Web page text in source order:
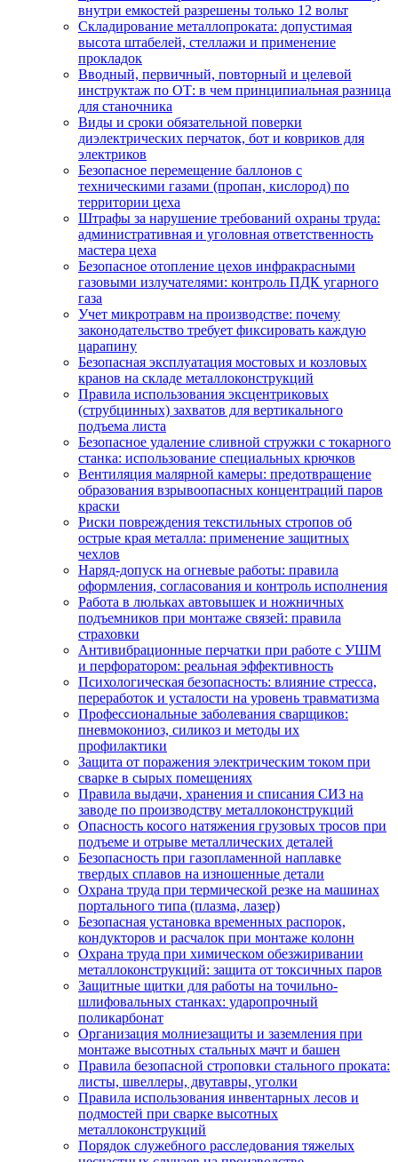
внутри емкостей разрешены только 12 вольт
Складирование металлопроката: допустимая
высота штабелей, стеллажи и применение
прокладок
Вводный, первичный, повторный и целевой
инструктаж по ОТ: в чем принципиальная разница
для станочника
Виды и сроки обязательной поверки
диэлектрических перчаток, бот и ковриков для
электриков
Безопасное перемещение баллонов с
техническими газами (пропан, кислород) по
территории цеха
Штрафы за нарушение требований охраны труда:
административная и уголовная ответственность
мастера цеха
Безопасное отопление цехов инфракрасными
газовыми излучателями: контроль ПДК угарного
газа
Учет микротравм на производстве: почему
законодательство требует фиксировать каждую
царапину
Безопасная эксплуатация мостовых и козловых
кранов на складе металлоконструкций
Правила использования эксцентриковых
(струбцинных) захватов для вертикального
подъема листа
Безопасное удаление сливной стружки с токарного
станка: использование специальных крючков
Вентиляция малярной камеры: предотвращение
образования взрывоопасных концентраций паров
краски
Риски повреждения текстильных стропов об
острые края металла: применение защитных
чехлов
Наряд-допуск на огневые работы: правила
оформления, согласования и контроль исполнения
Работа в люльках автовышек и ножничных
подъемников при монтаже связей: правила
страховки
Антивибрационные перчатки при работе с УШМ
и перфоратором: реальная эффективность
Психологическая безопасность: влияние стресса,
переработок и усталости на уровень травматизма
Профессиональные заболевания сварщиков:
пневмокониоз, силикоз и методы их
профилактики
Защита от поражения электрическим током при
сварке в сырых помещениях
Правила выдачи, хранения и списания СИЗ на
заводе по производству металлоконструкций
Опасность косого натяжения грузовых тросов при
подъеме и отрыве металлических деталей
Безопасность при газопламенной наплавке
твердых сплавов на изношенные детали
Охрана труда при термической резке на машинах
портального типа (плазма, лазер)
Безопасная установка временных распорок,
кондукторов и расчалок при монтаже колонн
Охрана труда при химическом обезжиривании
металлоконструкций: защита от токсичных паров
Защитные щитки для работы на точильно-
шлифовальных станках: ударопрочный
поликарбонат
Организация молниезащиты и заземления при
монтаже высотных стальных мачт и башен
Правила безопасной строповки стального проката:
листы, швеллеры, двутавры, уголки
Правила использования инвентарных лесов и
подмостей при сварке высотных
металлоконструкций
Порядок служебного расследования тяжелых